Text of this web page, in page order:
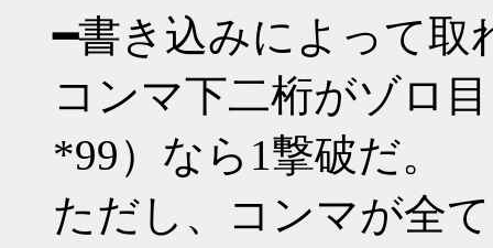
━書き込みによって
コンマ下二桁がゾロ
*99）なら1撃破だ。
ただし、コンマが全